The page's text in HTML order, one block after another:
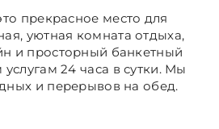
прекрасное место для
уютная комната отдыха,
и просторный банкетный
24 часа в сутки. Мы
и перерывов на обед.